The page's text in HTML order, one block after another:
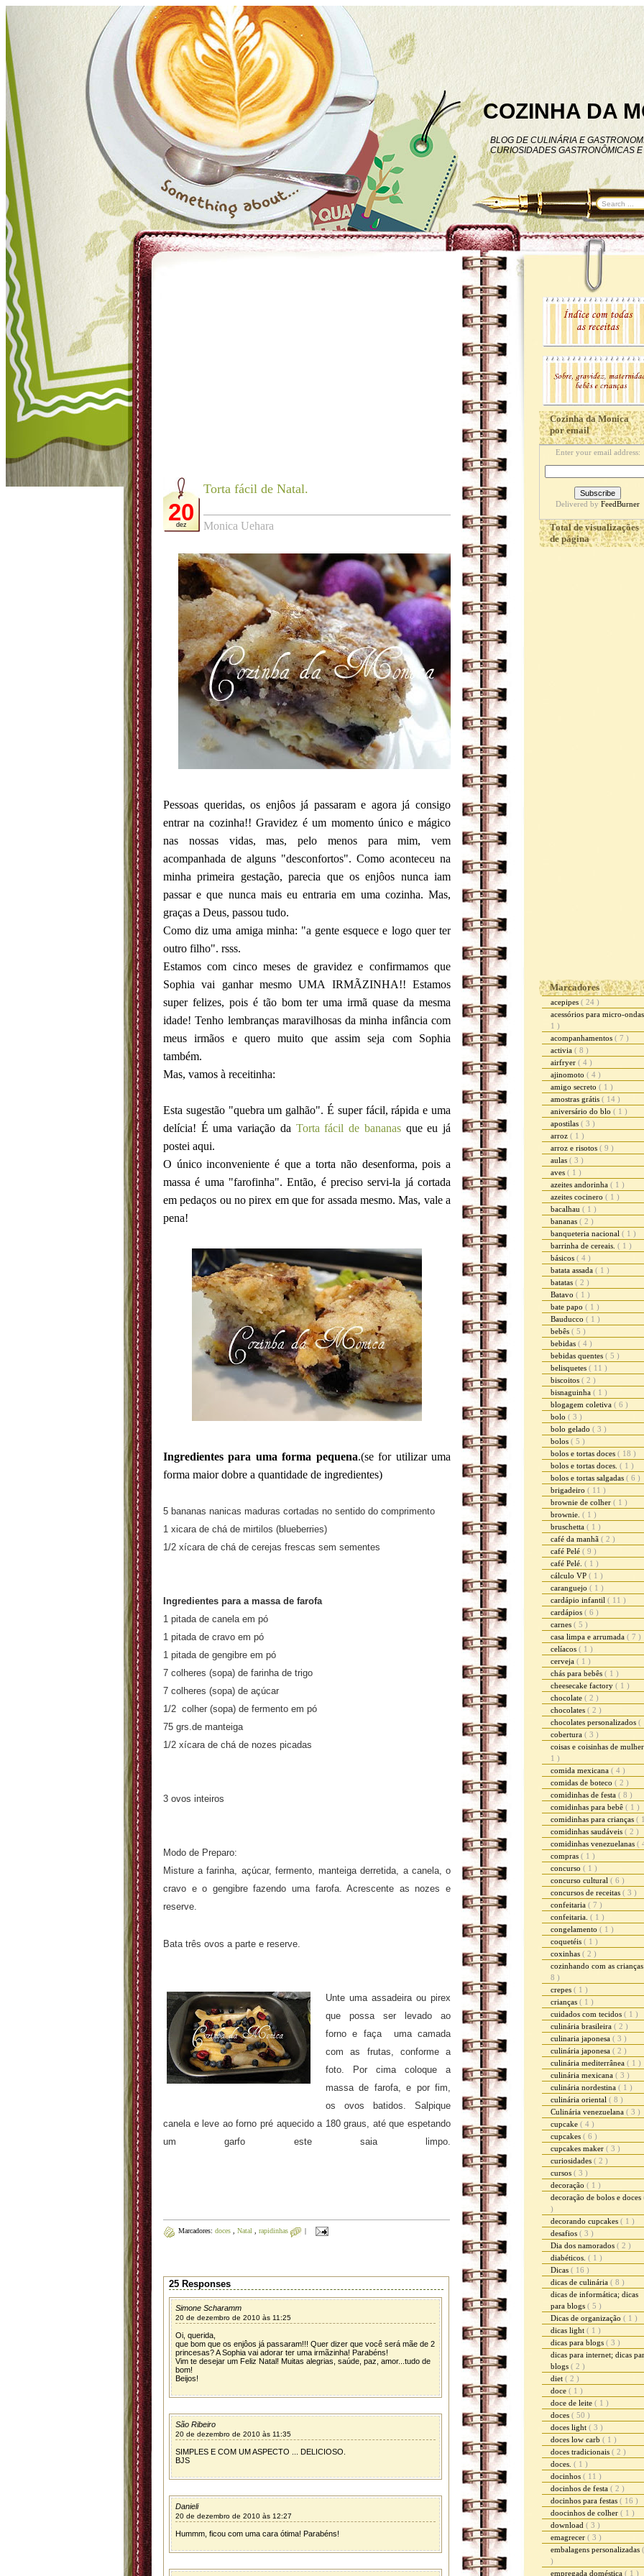
COZINHA DA
BLOG DE CULINÁRIA E
CURIOSIDADES GASTRONÔMICAS
20
dez
Torta fácil de Natal.
Monica Uehara
Pessoas queridas, os enjôos já passaram e agora já consigo
entrar na cozinha!! Gravidez é um momento único e mágico
nas nossas vidas, mas, pelo menos para mim, vem
acompanhada de alguns "desconfortos". Como aconteceu na
minha primeira gestação, parecia que os enjôos nunca iam
passar e que nunca mais eu entraria em uma cozinha. Mas,
graças a Deus, passou tudo.
Como diz uma amiga minha: "a gente esquece e logo quer ter
outro filho". rsss.
Estamos com cinco meses de gravidez e confirmamos que
Sophia vai ganhar mesmo UMA IRMÃZINHA!! Estamos
super felizes, pois é tão bom ter uma irmã quase da mesma
idade! Tenho lembranças maravilhosas da minha infância com
meus irmãos e quero muito que assim seja com Sophia
também.
Mas, vamos à receitinha:
Esta sugestão "quebra um galhão". É super fácil, rápida e uma
delícia! É uma variação da Torta fácil de bananasque eu já
postei aqui.
O único inconveniente é que a torta não desenforma, pois a
massa é uma "farofinha". Então, é preciso servi-la já cortada
em pedaços ou no pirex em que for assada mesmo. Mas, vale a
pena!
Ingredientes para uma forma pequena.(se for utilizar uma
forma maior dobre a quantidade de ingredientes)
5 bananas nanicas maduras cortadas no sentido do comprimento
1 xicara de chá de mirtilos (blueberries)
1/2 xícara de chá de cerejas frescas sem sementes
Ingredientes para a massa de farofa
1 pitada de canela em pó
1 pitada de cravo em pó
1 pitada de gengibre em pó
7 colheres (sopa) de farinha de trigo
7 colheres (sopa) de açúcar
1/2 colher (sopa) de fermento em pó
75 grs.de manteiga
1/2 xícara de chá de nozes picadas
3 ovos inteiros
Modo de Preparo:
Misture a farinha, açúcar, fermento, manteiga derretida, a canela, o
cravo e o gengibre fazendo uma farofa. Acrescente as nozes e
reserve.
Bata três ovos a parte e reserve.
Unte uma assadeira ou pirex
que possa ser levado ao
forno e faça uma camada
com as frutas, conforme a
foto. Por cima coloque a
massa de farofa, e por fim,
os ovos batidos. Salpique
canela e leve ao forno pré aquecido a 180 graus, até que espetando
um garfo este saia limpo.
Marcadores: doces Natal rapidinhas |
25 Responses
Simone Scharamm
20 de dezembro de 2010 às 11:25
Oi, querida,
que bom que os enjôos já passaram!!! Quer dizer que você será mãe de 2
princesas? A Sophia vai adorar ter uma irmãzinha! Parabéns!
Vim te desejar um Feliz Natal! Muitas alegrias, saúde, paz, amor...tudo de
bom!
Beijos!
São Ribeiro
20 de dezembro de 2010 às 11:35
SIMPLES E COM UM ASPECTO ... DELICIOSO.
BJS
Danieli
20 de dezembro de 2010 às 12:27
Hummm, ficou com uma cara ótima! Parabéns!
Cozinha da Monica
por email
Enter your email address:
Delivered by FeedBurner
Total de visualizações
de página
Marcadores
acepipes ( 24 )
acessórios para micro-
1 )
acompanhamentos ( 7 )
activia ( 8 )
airfryer ( 4 )
ajinomoto ( 4 )
amigo secreto ( 1 )
amostras grátis ( 14 )
aniversário do blo ( 1 )
apostilas ( 3 )
arroz ( 1 )
arroz e risotos ( 9 )
aulas ( 3 )
aves ( 1 )
azeites andorinha ( 1 )
azeites cocinero ( 1 )
bacalhau ( 1 )
bananas ( 2 )
banqueteria nacional ( 1 )
barrinha de cereais. ( 1 )
básicos ( 4 )
batata assada ( 1 )
batatas ( 2 )
Batavo ( 1 )
bate papo ( 1 )
Bauducco ( 1 )
bebês ( 5 )
bebidas ( 4 )
bebidas quentes ( 5 )
belisquetes ( 11 )
biscoitos ( 2 )
bisnaguinha ( 1 )
blogagem coletiva ( 6 )
bolo ( 3 )
bolo gelado ( 3 )
bolos ( 5 )
bolos e tortas doces ( 18 )
bolos e tortas doces. ( 1 )
bolos e tortas salgadas ( 6 )
brigadeiro ( 11 )
brownie de colher ( 1 )
brownie. ( 1 )
bruschetta ( 1 )
café da manhã ( 2 )
café Pelé ( 9 )
café Pelé. ( 1 )
cálculo VP ( 1 )
caranguejo ( 1 )
cardápio infantil ( 11 )
cardápios ( 6 )
carnes ( 5 )
casa limpa e arrumada ( 7 )
celíacos ( 1 )
cerveja ( 1 )
chás para bebês ( 1 )
cheesecake factory ( 1 )
chocolate ( 2 )
chocolates ( 2 )
chocolates personalizados (
cobertura ( 3 )
coisas e coisinhas de
1 )
comida mexicana ( 4 )
comidas de boteco ( 2 )
comidinhas de festa ( 8 )
comidinhas para bebê ( 1 )
comidinhas para crianças (
comidinhas saudáveis ( 2 )
comidinhas venezuelanas (
compras ( 1 )
concurso ( 1 )
concurso cultural ( 6 )
concursos de receitas ( 3 )
confeitaria ( 7 )
confeitaria. ( 1 )
congelamento ( 1 )
coquetéis ( 1 )
coxinhas ( 2 )
cozinhando com as
8 )
crepes ( 1 )
crianças ( 1 )
cuidados com tecidos ( 1 )
culinária brasileira ( 2 )
culinaria japonesa ( 3 )
culinária japonesa ( 2 )
culinária mediterrânea ( 1 )
culinária mexicana ( 3 )
culinária nordestina ( 1 )
culinária oriental ( 8 )
Culinária venezuelana ( 3 )
cupcake ( 4 )
cupcakes ( 6 )
cupcakes maker ( 3 )
curiosidades ( 2 )
cursos ( 3 )
decoração ( 1 )
decoração de bolos e doces
)
decorando cupcakes ( 1 )
desafios ( 3 )
Dia dos namorados ( 2 )
diabéticos. ( 1 )
Dicas ( 16 )
dicas de culinária ( 8 )
dicas de informática; dicas
para blogs ( 5 )
Dicas de organização ( 1 )
dicas light ( 1 )
dicas para blogs ( 3 )
dicas para internet; dicas
blogs ( 2 )
diet ( 2 )
doce ( 1 )
doce de leite ( 1 )
doces ( 50 )
doces light ( 3 )
doces low carb ( 1 )
doces tradicionais ( 2 )
doces. ( 1 )
docinhos ( 11 )
docinhos de festa ( 2 )
docinhos para festas ( 16 )
doocinhos de colher ( 1 )
download ( 3 )
emagrecer ( 3 )
embalagens personalizadas
)
empregada doméstica ( 1 )